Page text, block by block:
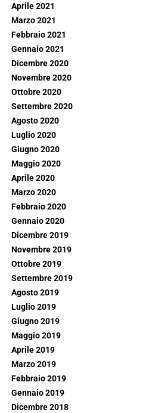
Aprile 2021
Marzo 2021
Febbraio 2021
Gennaio 2021
Dicembre 2020
Novembre 2020
Ottobre 2020
Settembre 2020
Agosto 2020
Luglio 2020
Giugno 2020
Maggio 2020
Aprile 2020
Marzo 2020
Febbraio 2020
Gennaio 2020
Dicembre 2019
Novembre 2019
Ottobre 2019
Settembre 2019
Agosto 2019
Luglio 2019
Giugno 2019
Maggio 2019
Aprile 2019
Marzo 2019
Febbraio 2019
Gennaio 2019
Dicembre 2018